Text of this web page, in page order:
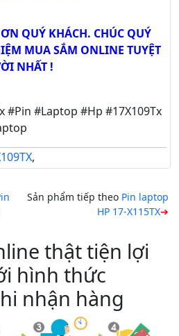
QUÝ KHÁCH. CHÚC QUÝ
MUA SẮM ONLINE TUYỆT
NHẤT !
#Pin #Laptop #Hp #17X109Tx
,
Sản phẩm tiếp theo Pin laptop
HP 17-X115TX
thật tiện lợi
hình thức
nhận hàng